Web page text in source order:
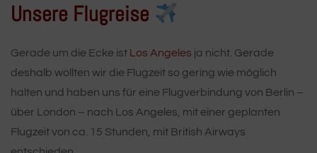
Unsere Flugreise
Gerade um die Ecke ist Los Angeles ja nicht. Gerade
deshalb wollten wir die Flugzeit so gering wie möglich
halten und haben uns für eine Flugverbindung von Berlin –
über London – nach Los Angeles, mit einer geplanten
Flugzeit von ca. 15 Stunden, mit British Airways